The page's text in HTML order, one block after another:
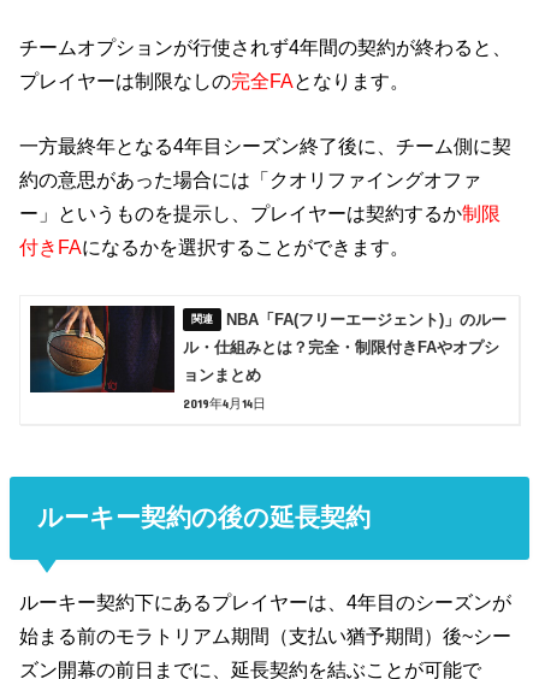
チームオプションが行使されず4年間の契約が終わると、
プレイヤーは制限なしの完全FAとなります。
一方最終年となる4年目シーズン終了後に、チーム側に契
約の意思があった場合には「クオリファイングオファ
ー」というものを提示し、プレイヤーは契約するか制限
付きFAになるかを選択することができます。
NBA「FA(フリーエージェント)」のルー
ル・仕組みとは？完全・制限付きFAやオプシ
ョンまとめ
2019年4月14日
ルーキー契約の後の延長契約
ルーキー契約下にあるプレイヤーは、4年目のシーズンが
始まる前のモラトリアム期間（支払い猶予期間）後~シー
ズン開幕の前日までに、延長契約を結ぶことが可能で